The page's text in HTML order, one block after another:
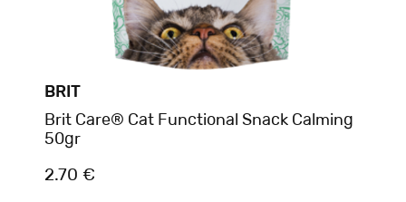
BRIT
Brit Care® Cat Functional Snack Calming
50gr
2.70 €